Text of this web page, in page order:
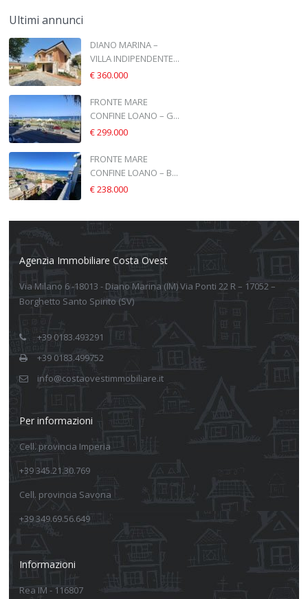
Ultimi annunci
DIANO MARINA –
VILLA INDIPENDENTE...
€ 360.000
FRONTE MARE
CONFINE LOANO – G...
€ 299.000
FRONTE MARE
CONFINE LOANO – B...
€ 238.000
Agenzia Immobiliare Costa Ovest
Via Milano 6 -18013 - Diano Marina (IM) Via Ponti 22 R – 17052 –
Borghetto Santo Spirito (SV)
+39 0183.493291
+39 0183.499752
info@costaovestimmobiliare.it
Per informazioni
Cell. provincia Imperia
+39 345.21.30.769
Cell. provincia Savona
+39 349.69.56.649
Informazioni
Rea IM - 116807